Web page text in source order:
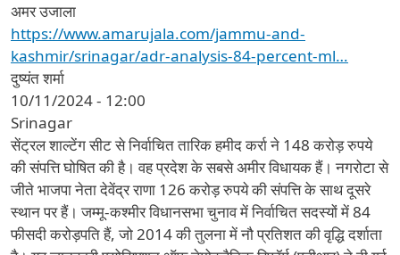
अमर उजाला
https://www.amarujala.com/jammu-and-
kashmir/srinagar/adr-analysis-84-percent-ml…
दुष्यंत शर्मा
10/11/2024 - 12:00
Srinagar
सेंट्रल शाल्टेंग सीट से निर्वाचित तारिक हमीद कर्रा ने 148 करोड़ रुपये
की संपत्ति घोषित की है। वह प्रदेश के सबसे अमीर विधायक हैं। नगरोटा से
जीते भाजपा नेता देवेंद्र राणा 126 करोड़ रुपये की संपत्ति के साथ दूसरे
स्थान पर हैं। जम्मू-कश्मीर विधानसभा चुनाव में निर्वाचित सदस्यों में 84
फीसदी करोड़पति हैं, जो 2014 की तुलना में नौ प्रतिशत की वृद्धि दर्शाता